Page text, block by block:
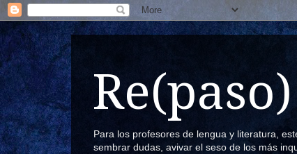
Para los profesores de lengua y literatura,
sembrar dudas, avivar el seso de los más